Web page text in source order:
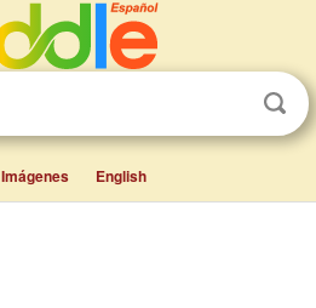
Imágenes English